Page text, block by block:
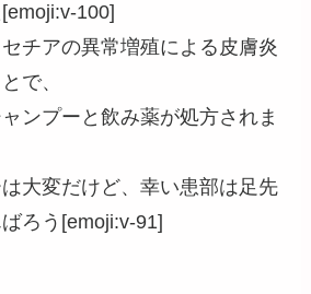
100]
チアの異常増殖による皮膚炎
で、
ンプーと飲み薬が処方されま
大変だけど、幸い患部は足先
ろう[emoji:v-91]